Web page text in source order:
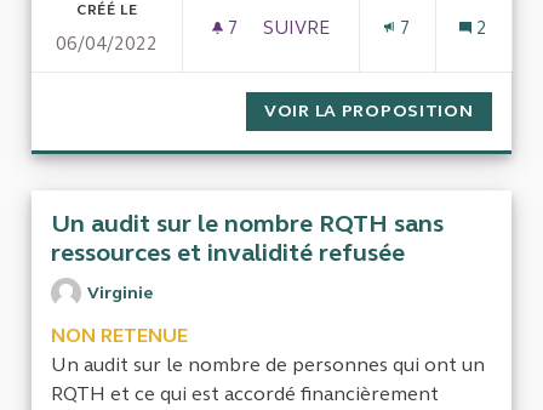
CRÉÉ LE
06/04/2022
7 7 ABONNÉS
SUIVRE
7 2
VOIR LA PROPOSITION
Un audit sur le nombre RQTH sans
ressources et invalidité refusée
Virginie
NON RETENUE
Un audit sur le nombre de personnes qui ont un
RQTH et ce qui est accordé financièrement